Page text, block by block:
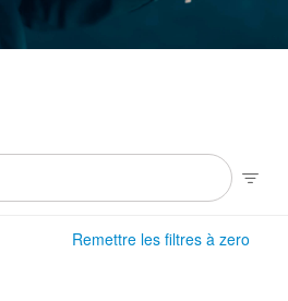
Remettre les filtres à zero